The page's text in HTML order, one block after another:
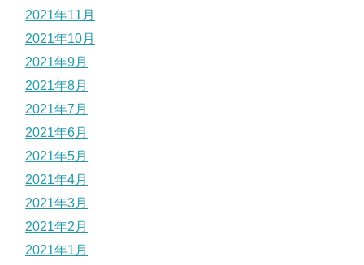
2021年11月
2021年10月
2021年9月
2021年8月
2021年7月
2021年6月
2021年5月
2021年4月
2021年3月
2021年2月
2021年1月